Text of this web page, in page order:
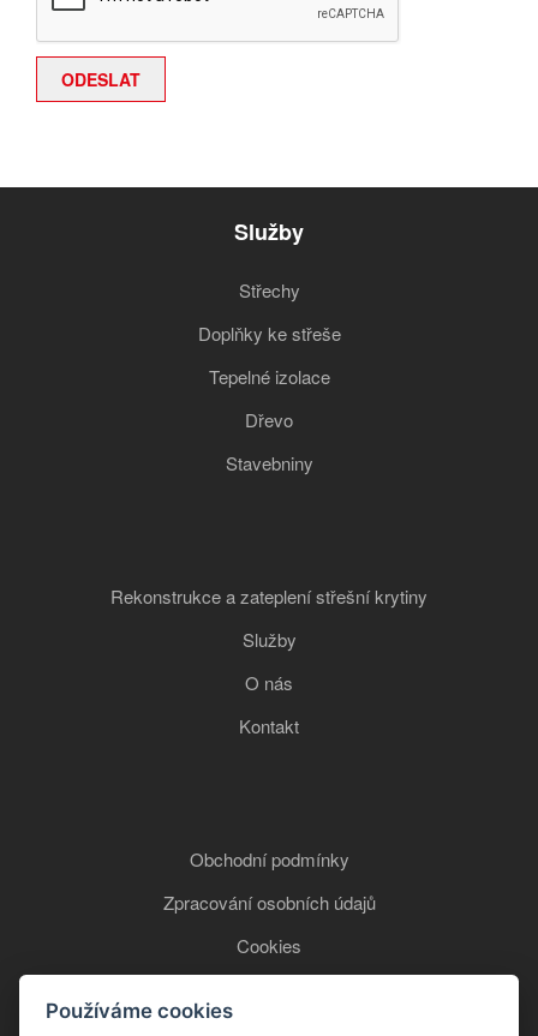
Služby
Střechy
Doplňky ke střeše
Tepelné izolace
Dřevo
Stavebniny
Rekonstrukce a zateplení střešní krytiny
Služby
O nás
Kontakt
Obchodní podmínky
Zpracování osobních údajů
Cookies
Používáme cookies